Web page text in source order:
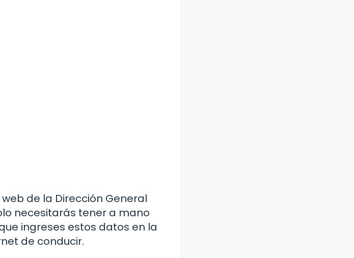
de la Dirección General
necesitarás tener a mano
ingreses estos datos en la
de conducir.